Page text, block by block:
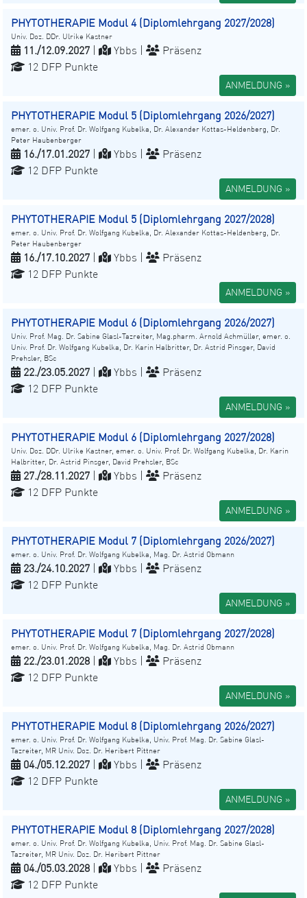
PHYTOTHERAPIE Modul 4 (Diplomlehrgang 2027/2028)
Univ. Doz. DDr. Ulrike Kastner
11./12.09.2027 Ybbs |
Präsenz
12 DFP Punkte
ANMELDUNG »
PHYTOTHERAPIE Modul 5 (Diplomlehrgang 2026/2027)
emer. o. Univ. Prof. Dr. Wolfgang Kubelka, Dr. Alexander Kottas-Heldenberg, Dr.
Peter Haubenberger
16./17.01.2027 Ybbs |
Präsenz
12 DFP Punkte
ANMELDUNG »
PHYTOTHERAPIE Modul 5 (Diplomlehrgang 2027/2028)
emer. o. Univ. Prof. Dr. Wolfgang Kubelka, Dr. Alexander Kottas-Heldenberg, Dr.
Peter Haubenberger
16./17.10.2027 Ybbs |
Präsenz
12 DFP Punkte
ANMELDUNG »
PHYTOTHERAPIE Modul 6 (Diplomlehrgang 2026/2027)
Univ. Prof. Mag. Dr. Sabine Glasl-Tazreiter, Mag.pharm. Arnold Achmüller, emer. o.
Univ. Prof. Dr. Wolfgang Kubelka, Dr. Karin Halbritter, Dr. Astrid Pinsger, David
Prehsler, BSc
22./23.05.2027 Ybbs |
Präsenz
12 DFP Punkte
ANMELDUNG »
PHYTOTHERAPIE Modul 6 (Diplomlehrgang 2027/2028)
Univ. Doz. DDr. Ulrike Kastner, emer. o. Univ. Prof. Dr. Wolfgang Kubelka, Dr. Karin
Halbritter, Dr. Astrid Pinsger, David Prehsler, BSc
27./28.11.2027 Ybbs |
Präsenz
12 DFP Punkte
ANMELDUNG »
PHYTOTHERAPIE Modul 7 (Diplomlehrgang 2026/2027)
emer. o. Univ. Prof. Dr. Wolfgang Kubelka, Mag. Dr. Astrid Obmann
23./24.10.2027 Ybbs |
Präsenz
12 DFP Punkte
ANMELDUNG »
PHYTOTHERAPIE Modul 7 (Diplomlehrgang 2027/2028)
emer. o. Univ. Prof. Dr. Wolfgang Kubelka, Mag. Dr. Astrid Obmann
22./23.01.2028 Ybbs |
Präsenz
12 DFP Punkte
ANMELDUNG »
PHYTOTHERAPIE Modul 8 (Diplomlehrgang 2026/2027)
emer. o. Univ. Prof. Dr. Wolfgang Kubelka, Univ. Prof. Mag. Dr. Sabine Glasl-
Tazreiter, MR Univ. Doz. Dr. Heribert Pittner
04./05.12.2027 Ybbs |
Präsenz
12 DFP Punkte
ANMELDUNG »
PHYTOTHERAPIE Modul 8 (Diplomlehrgang 2027/2028)
emer. o. Univ. Prof. Dr. Wolfgang Kubelka, Univ. Prof. Mag. Dr. Sabine Glasl-
Tazreiter, MR Univ. Doz. Dr. Heribert Pittner
04./05.03.2028 Ybbs |
Präsenz
12 DFP Punkte